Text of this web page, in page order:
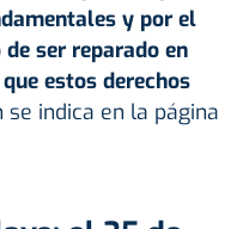
y por el
ser reparado en
estos derechos
se indica en la página